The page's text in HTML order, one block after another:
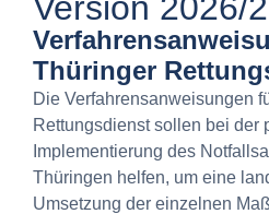
Thüringer
Die Verfahrensanweisungen
Rettungsdienst sollen bei der
Implementierung des
Thüringen helfen, um eine
Umsetzung der einzelnen